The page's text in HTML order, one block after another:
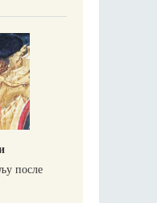
после